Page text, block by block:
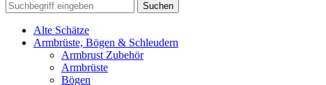
Suchen
Alte Schätze
Armbrüste, Bögen & Schleudern
Armbrust Zubehör
Armbrüste
Bögen